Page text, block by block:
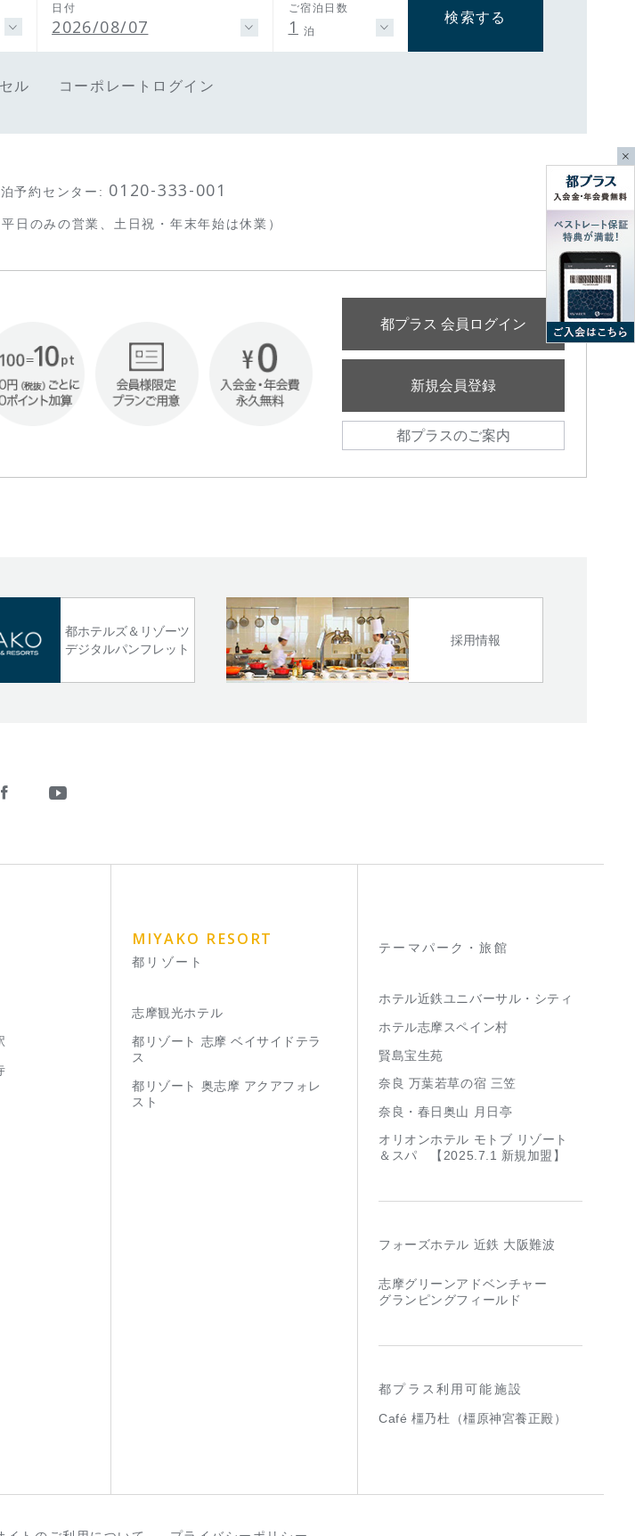
日付
2026/08/07
ご宿泊日数
1 泊
検索する
ル コーポレートログイン
予約センター : 0120-333-001
平日のみの営業、土日祝・年末年始は休業）
都プラス 会員ログイン
新規会員登録
都プラスのご案内
都ホテルズ＆リゾーツ
デジタルパンフレット
採用情報
MIYAKO RESORT
都リゾート
志摩観光ホテル
都リゾート 志摩 ベイサイドテラ
ス
都リゾート 奥志摩 アクアフォレ
スト
テーマパーク・旅館
ホテル近鉄ユニバーサル・シティ
ホテル志摩スペイン村
賢島宝生苑
奈良 万葉若草の宿 三笠
奈良・春日奥山 月日亭
オリオンホテル モトブ リゾート
＆スパ 【2025.7.1 新規加盟】
フォーズホテル 近鉄 大阪難波
志摩グリーンアドベンチャー
グランピングフィールド
都プラス利用可能施設
Café 橿乃杜（橿原神宮養正殿）